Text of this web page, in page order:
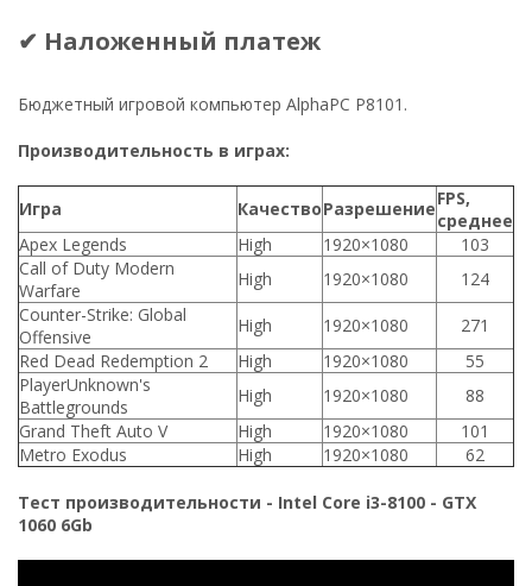
✔ Наложенный платеж
Бюджетный игровой компьютер AlphaPC P8101.
Производительность в играх:
Игра КачествоРазрешениеFPS,
среднее
Apex Legends
High 1920×1080
103
Call of Duty Modern
Warfare
High 1920×1080
124
Counter-Strike: Global
Offensive
High 1920×1080
271
Red Dead Redemption 2
High 1920×1080
55
PlayerUnknown's
Battlegrounds
High 1920×1080
88
Grand Theft Auto V
High 1920×1080
101
Metro Exodus
High 1920×1080 62
Тест производительности - Intel Core i3-8100 - GTX
1060 6Gb